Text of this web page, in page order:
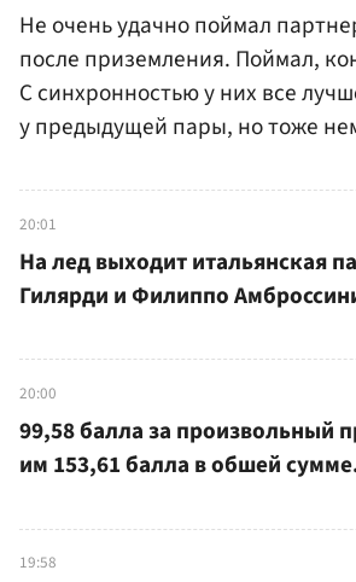
Не очень удачно поймал
после приземления. Поймал,
С синхронностью у них все
у предыдущей пары, но тоже
20:01
На лед выходит итальянская
Гилярди и Филиппо
20:00
99,58 балла за произвольный
им 153,61 балла в обшей
19:58